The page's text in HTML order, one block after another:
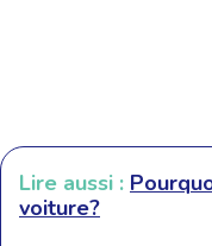
Lire aussi :
voiture?